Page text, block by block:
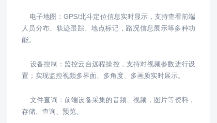
电子地图：GPS/北斗定位信息实时显示，支持查看前端
人员分布、轨迹跟踪、地点标记，路况信息展示等多种功
能。
设备控制：监控云台远程操控，支持对视频参数进行设
置；实现监控视频多界面、多角度、多画质实时展示。
文件查询：前端设备采集的音频、视频，图片等资料，
存储、查询、预览。